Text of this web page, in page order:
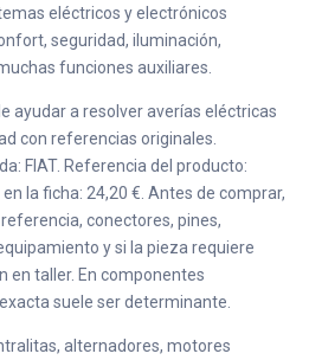
eléctricos y electrónicos
seguridad, iluminación,
funciones auxiliares.
ayudar a resolver averías eléctricas
con referencias originales.
FIAT. Referencia del producto:
la ficha: 24,20 €. Antes de comprar,
conectores, pines,
y si la pieza requiere
en taller. En componentes
suele ser determinante.
alternadores, motores